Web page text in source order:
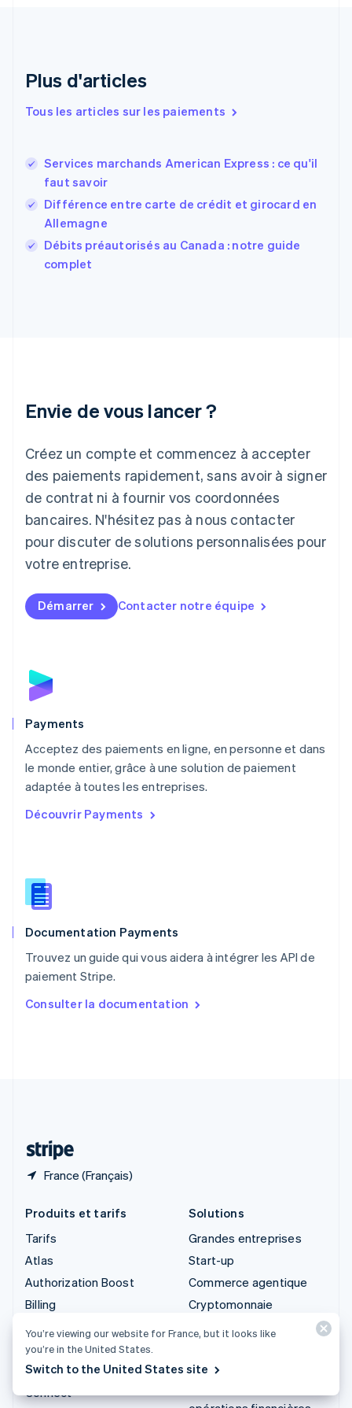
Plus d'articles
Tous les articles sur les paiements
Services marchands American Express : ce qu'il
faut savoir
Différence entre carte de crédit et girocard en
Allemagne
Débits préautorisés au Canada : notre guide
complet
Envie de vous lancer ?
Créez un compte et commencez à accepter
des paiements rapidement, sans avoir à signer
de contrat ni à fournir vos coordonnées
bancaires. N'hésitez pas à nous contacter
pour discuter de solutions personnalisées pour
votre entreprise.
Démarrer Contacter notre équipe
Payments
Acceptez des paiements en ligne, en personne et dans
le monde entier, grâce à une solution de paiement
adaptée à toutes les entreprises.
Découvrir Payments
Documentation Payments
Trouvez un guide qui vous aidera à intégrer les API de
paiement Stripe.
Consulter la documentation
France (Français)
Español English
English
Finlande
EnglishSvenska
FrançaisEnglish
Gibraltar
English
Grèce
English
Japon
Lettonie
English
Liechtenstein
DeutschEnglish
Lituanie
Luxembourg
FrançaisDeutschEnglish
English简体中文
Malte
Norvège
English
English
NederlandsEnglish
Pologne
English
PortuguêsEnglish
English
Roumanie
Royaume-Uni
Singapour
English 简体中文
English
Produits et tarifs
Tarifs
Atlas
Authorization Boost
Billing
Checkout
Climate
Connect
Solutions
Grandes entreprises
Start-up
Commerce agentique
Cryptomonnaie
intégrés
You’re viewing our website for France, but it looks like
you’re in the United States.
Switch to the United States site